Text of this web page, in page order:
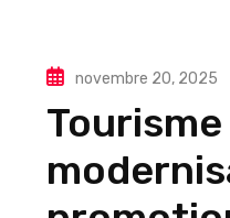
novembre 20, 2025
Tourisme